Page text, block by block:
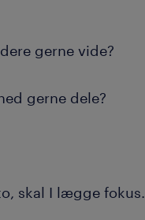
gerne vide?
gerne dele?
skal I lægge fokus.